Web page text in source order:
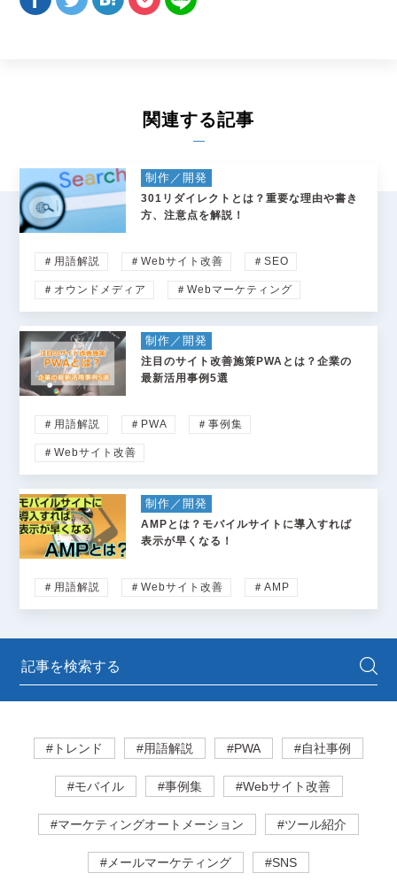
関連する記事
制作／開発
301リダイレクトとは？重要な理由や書き
方、注意点を解説！
＃用語解説 ＃Webサイト改善 ＃SEO
＃オウンドメディア ＃Webマーケティング
制作／開発
注目のサイト改善施策PWAとは？企業の
最新活用事例5選
＃用語解説 ＃PWA ＃事例集
＃Webサイト改善
制作／開発
AMPとは？モバイルサイトに導入すれば
表示が早くなる！
＃用語解説 ＃Webサイト改善 ＃AMP
#トレンド #用語解説 #PWA #自社事例
#モバイル #事例集 #Webサイト改善
#マーケティングオートメーション #ツール紹介
#メールマーケティング #SNS